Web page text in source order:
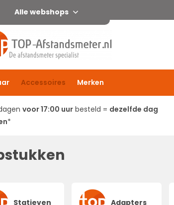
Alle webshops
Accessoires Merken
voor 17:00 uur besteld = dezelfde dag
*
Statieven Adapters